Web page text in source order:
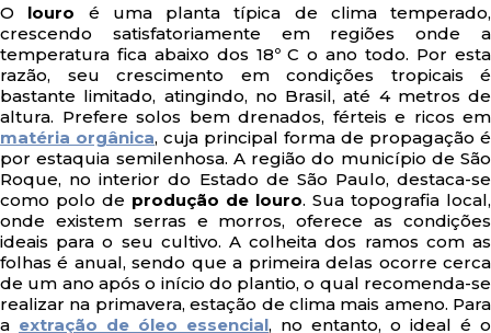
O louro é uma planta típica de clima temperado,
crescendo satisfatoriamente em regiões onde a
temperatura fica abaixo dos 18º C o ano todo. Por esta
razão, seu crescimento em condições tropicais é
bastante limitado, atingindo, no Brasil, até 4 metros de
altura. Prefere solos bem drenados, férteis e ricos em
matéria orgânica, cuja principal forma de propagação é
por estaquia semilenhosa. A região do município de São
Roque, no interior do Estado de São Paulo, destaca-se
como polo de produção de louro. Sua topografia local,
onde existem serras e morros, oferece as condições
ideais para o seu cultivo. A colheita dos ramos com as
folhas é anual, sendo que a primeira delas ocorre cerca
de um ano após o início do plantio, o qual recomenda-se
realizar na primavera, estação de clima mais ameno. Para
a extração de óleo essencial, no entanto, o ideal é o